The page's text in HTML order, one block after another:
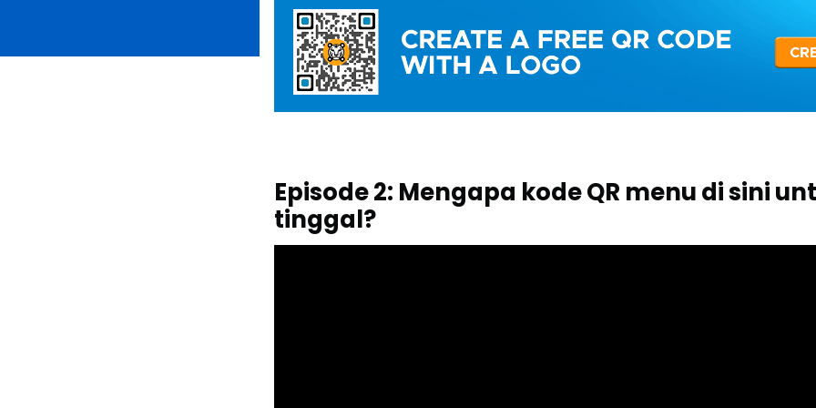
Episode 2: Mengapa kode QR menu di sini
tinggal?